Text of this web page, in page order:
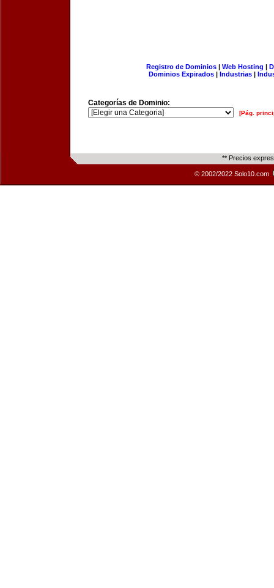
Registro de Dominios| Web Hosting |
Dominios Expirados | Industrias |
Categorías de Dominio:
[Pág.
** Precios
© 2002/2022 Solo10.com